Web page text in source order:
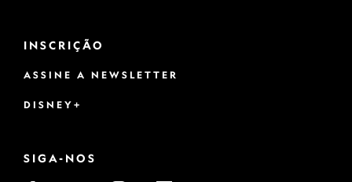
INSCRIÇÃO
ASSINE A NEWSLETTER
DISNEY+
SIGA-NOS